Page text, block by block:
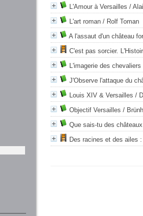
L'Amour à Versailles /
L'art roman / Rolf Toman
A l'assaut d'un château
C'est pas sorcier.
L'imagerie des chevaliers
J'Observe l'attaque du
Louis XIV & Versailles /
Objectif Versailles /
Que sais-tu des
Des racines et des ailes